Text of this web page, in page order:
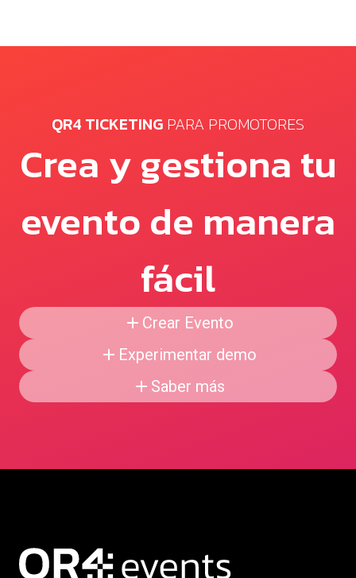
QR4 TICKETING PARA PROMOTORES
Crea y gestiona tu
evento de manera
fácil
Crear Evento
Experimentar demo
Saber más